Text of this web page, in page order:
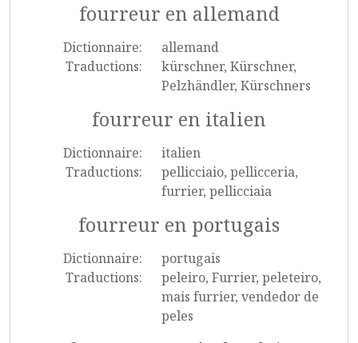
fourreur en allemand
Dictionnaire:
allemand
Traductions:
kürschner, Kürschner,
Pelzhändler, Kürschners
fourreur en italien
Dictionnaire:
italien
Traductions:
pellicciaio, pellicceria,
furrier, pellicciaia
fourreur en portugais
Dictionnaire:
portugais
Traductions:
peleiro, Furrier, peleteiro,
mais furrier, vendedor de
peles